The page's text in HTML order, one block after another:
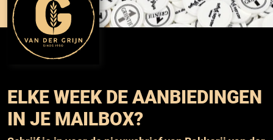
ELKE WEEK DE AANBIEDINGEN
IN JE MAILBOX?